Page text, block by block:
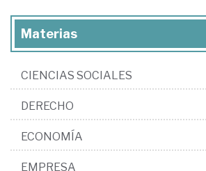
Materias
CIENCIAS SOCIALES
DERECHO
ECONOMÍA
EMPRESA